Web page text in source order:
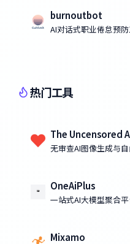
burnoutbot
AI对话式职业倦怠预
热门工具
The Uncensored
无审查AI图像生成与
OneAiPlus
一站式AI大模型聚合
Mixamo